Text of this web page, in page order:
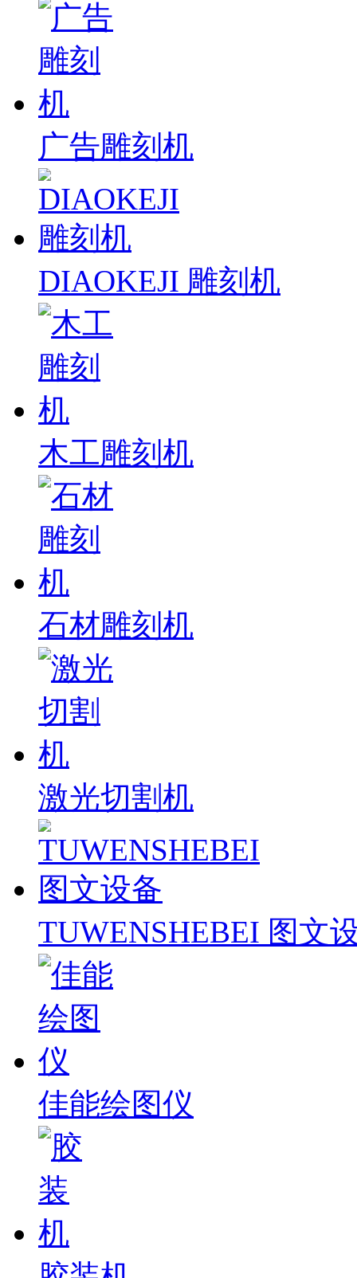
广告雕刻机
DIAOKEJI 雕刻机
木工雕刻机
石材雕刻机
激光切割机
TUWENSHEBEI 图文
佳能绘图仪